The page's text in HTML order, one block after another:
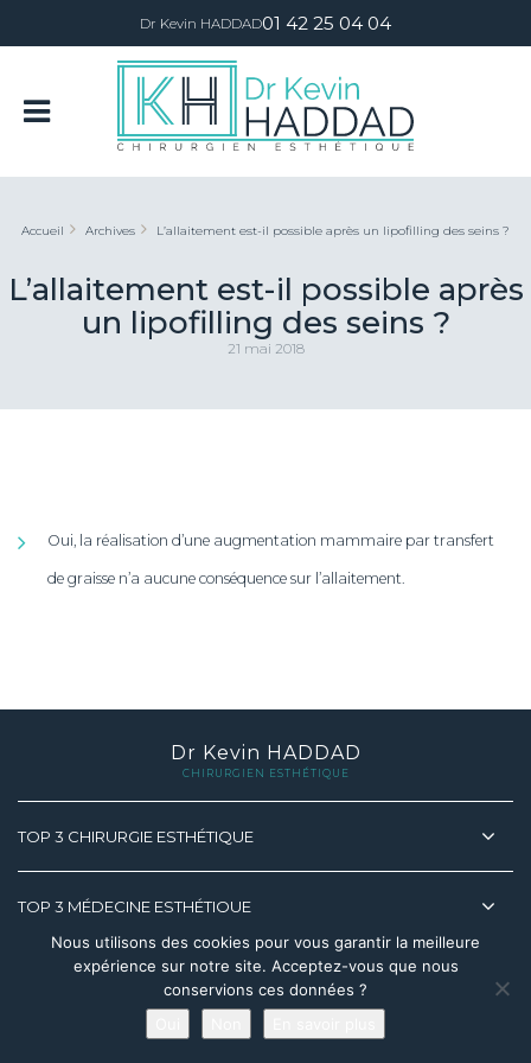
Prendre rendez-vous en ligne
Dr Kevin HADDAD01 42 25 04 04
Accueil Archives L’allaitement est-il possible après un lipofilling des seins ?
L’allaitement est-il possible après
un lipofilling des seins ?
21 mai 2018
Oui, la réalisation d’une augmentation mammaire par transfert
de graisse n’a aucune conséquence sur l’allaitement.
Dr Kevin HADDAD
CHIRURGIEN ESTHÉTIQUE
TOP 3 CHIRURGIE ESTHÉTIQUE
TOP 3 MÉDECINE ESTHÉTIQUE
A PROPOS DU DR HADDAD
Nous utilisons des cookies pour vous garantir la meilleure
expérience sur notre site. Acceptez-vous que nous
conservions ces données ?